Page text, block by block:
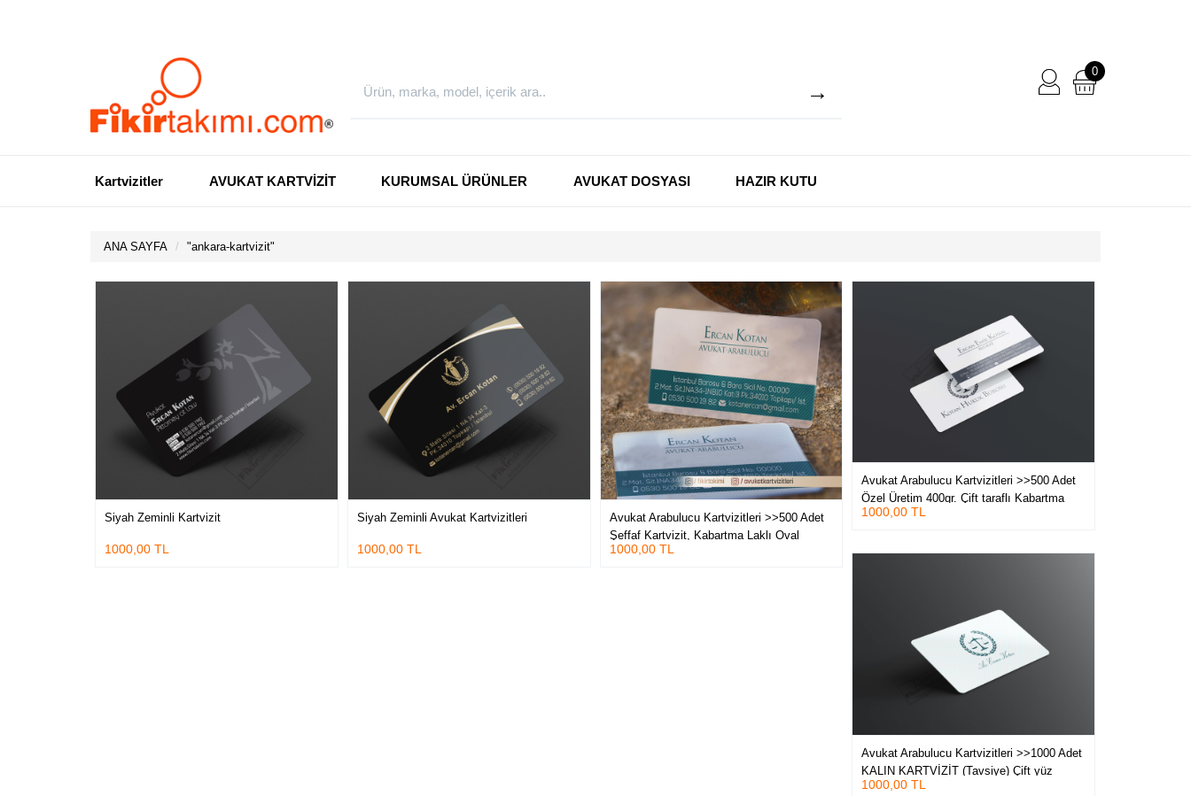
0
Kartvizitler AVUKAT KARTVİZİT KURUMSAL ÜRÜNLER AVUKAT DOSYASI HAZIR KUTU
ANA SAYFA "ankara-kartvizit"
Siyah Zeminli Kartvizit
1000,00 TL
Siyah Zeminli Avukat Kartvizitleri
1000,00 TL
Avukat Arabulucu Kartvizitleri >>500 Adet
Şeffaf Kartvizit, Kabartma Laklı Oval
Kesimli
1000,00 TL
Avukat Arabulucu Kartvizitleri >>500 Adet
Özel Üretim 400gr. Çift taraflı Kabartma
Laklı, Oval Kesimli Lüks Baskılar
1000,00 TL
Avukat Arabulucu Kartvizitleri >>1000 Adet
KALIN KARTVİZİT (Tavsiye) Çift yüz
Kabartma Laklı Oval Kesim Kartvizit
1000,00 TL